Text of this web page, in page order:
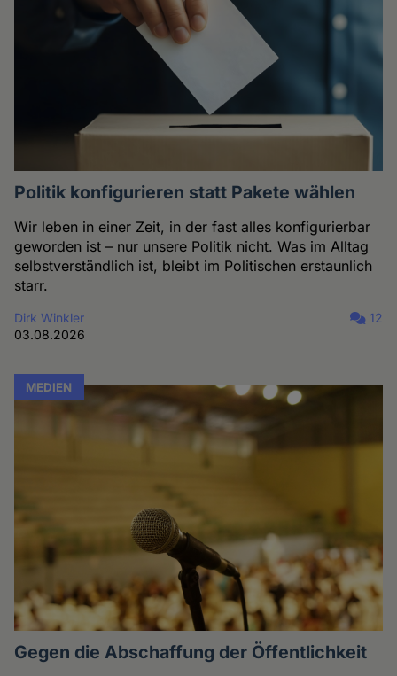
Politik konfigurieren statt Pakete wählen
Wir leben in einer Zeit, in der fast alles konfigurierbar
geworden ist – nur unsere Politik nicht. Was im Alltag
selbstverständlich ist, bleibt im Politischen erstaunlich
starr.
Dirk Winkler
03.08.2026
12
MEDIEN
Gegen die Abschaffung der Öffentlichkeit